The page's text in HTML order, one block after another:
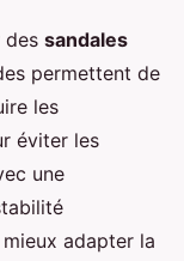
des sandales
permettent de
les
éviter les
une
adapter la